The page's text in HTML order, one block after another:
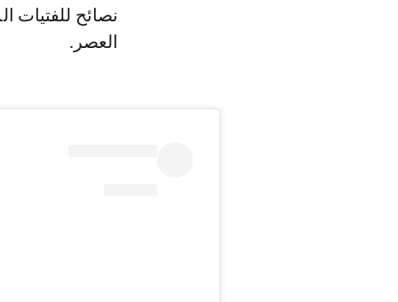
نصائح للفتيات
العصر.